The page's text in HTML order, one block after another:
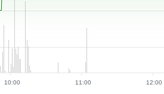
10:00 11:00 12:00